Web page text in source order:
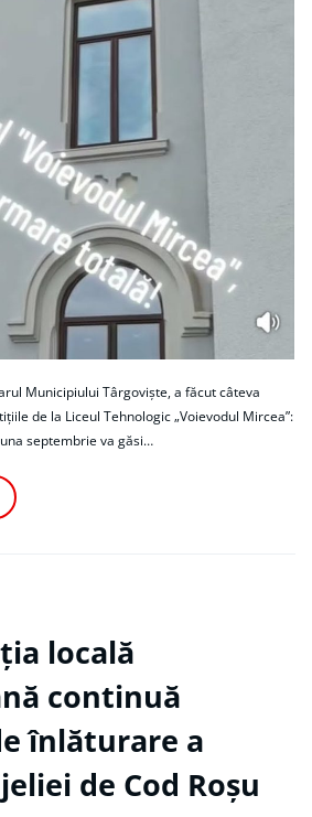
Municipiului Târgoviște, a făcut câteva
de la Liceul Tehnologic „Voievodul Mircea”:
septembrie va găsi…
locală
continuă
înlăturare a
de Cod Roșu